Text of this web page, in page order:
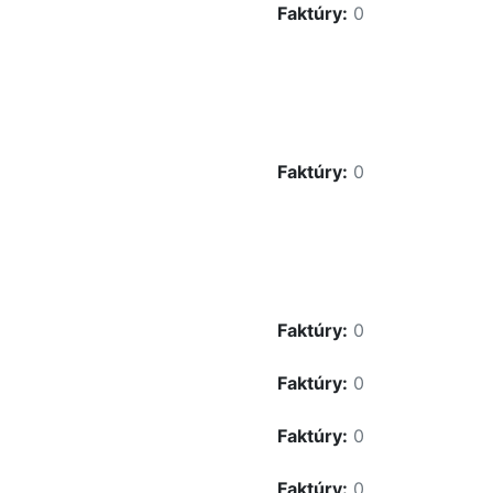
Faktúry: 0
Faktúry: 0
Faktúry: 0
Faktúry: 0
Faktúry: 0
Faktúry: 0